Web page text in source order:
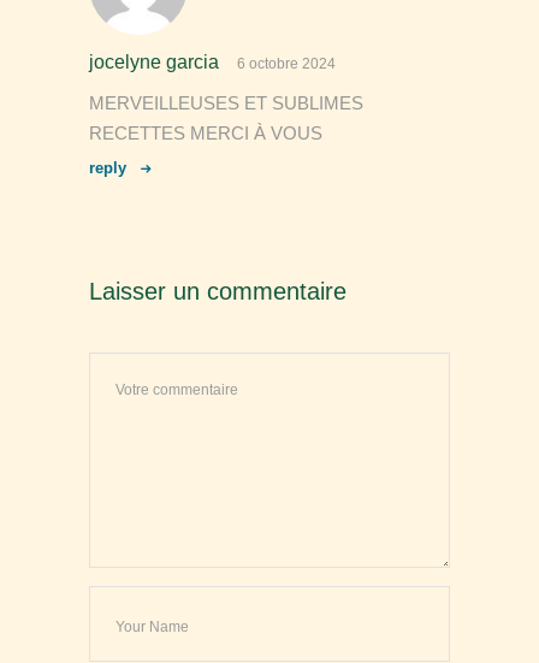
jocelyne garcia 6 octobre 2024
MERVEILLEUSES ET SUBLIMES
RECETTES MERCI À VOUS
reply
Laisser un commentaire